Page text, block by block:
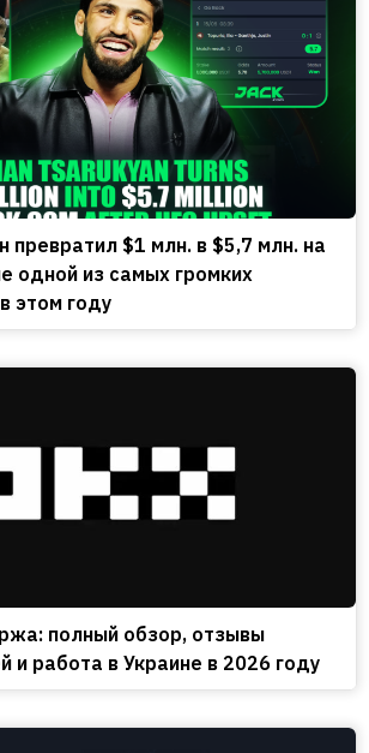
превратил $1 млн. в $5,7 млн. на
одной из самых громких
этом году
полный обзор, отзывы
и работа в Украине в 2026 году